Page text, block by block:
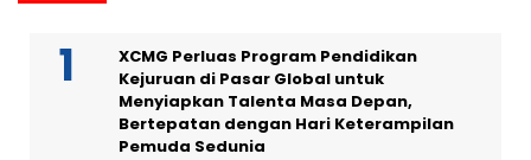
XCMG Perluas Program Pendidikan
Kejuruan di Pasar Global untuk
Menyiapkan Talenta Masa Depan,
Bertepatan dengan Hari Keterampilan
Pemuda Sedunia